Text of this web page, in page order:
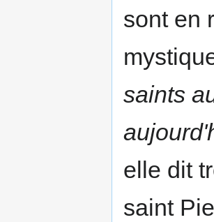
sont en
saints
elle dit
saint